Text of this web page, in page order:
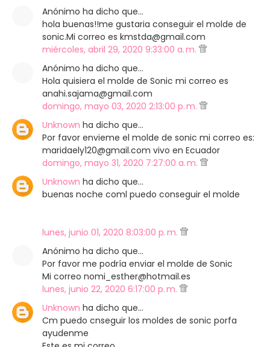
Anónimo ha dicho que…
hola buenas!!me gustaria conseguir el molde de
sonic.Mi correo es kmstda@gmail.com
miércoles, abril 29, 2020 9:33:00 a. m.
Anónimo ha dicho que…
Hola quisiera el molde de Sonic mi correo es
anahi.sajama@gmail.com
domingo, mayo 03, 2020 2:13:00 p. m.
Unknown ha dicho que…
Por favor envieme el molde de sonic mi correo es:
maridaely120@gmail.com vivo en Ecuador
domingo, mayo 31, 2020 7:27:00 a. m.
Unknown ha dicho que…
buenas noche coml puedo conseguir el molde
lunes, junio 01, 2020 8:03:00 p. m.
Anónimo ha dicho que…
Por favor me podría enviar el molde de Sonic
Mi correo nomi_esther@hotmail.es
lunes, junio 22, 2020 6:17:00 p. m.
Unknown ha dicho que…
Cm puedo cnseguir los moldes de sonic porfa
ayudenme